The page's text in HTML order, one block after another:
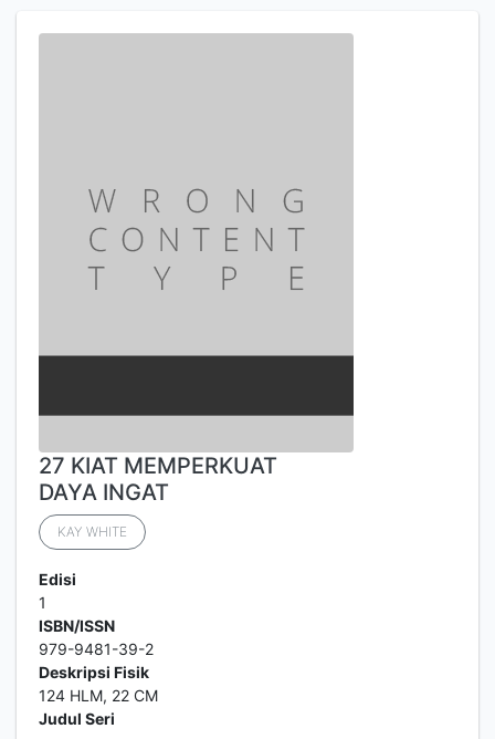
27 KIAT MEMPERKUAT
DAYA INGAT
KAY WHITE
Edisi
1
ISBN/ISSN
979-9481-39-2
Deskripsi Fisik
124 HLM, 22 CM
Judul Seri